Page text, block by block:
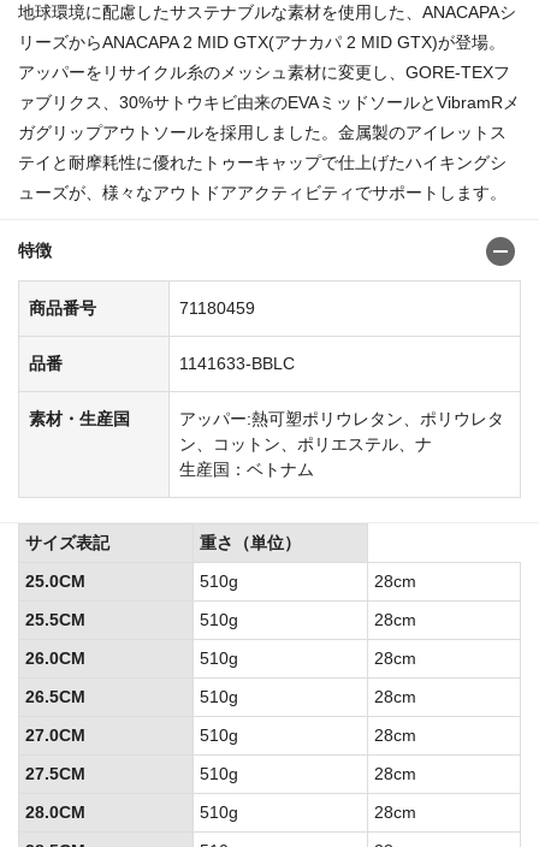
地球環境に配慮したサステナブルな素材を使用した、ANACAPAシ
リーズからANACAPA 2 MID GTX(アナカパ 2 MID GTX)が登場。
アッパーをリサイクル糸のメッシュ素材に変更し、GORE-TEXフ
ァブリクス、30%サトウキビ由来のEVAミッドソールとVibramRメ
ガグリップアウトソールを採用しました。金属製のアイレットス
テイと耐摩耗性に優れたトゥーキャップで仕上げたハイキングシ
ューズが、様々なアウトドアアクティビティでサポートします。
特徴
商品番号 71180459
品番 1141633-BBLC
素材・生産国
アッパー:熱可塑ポリウレタン、ポリウレタ
ン、コットン、ポリエステル、ナ
生産国：ベトナム
サイズ表記
重さ（単位）
25.0CM
510g
28cm
25.5CM
510g
28cm
26.0CM
510g
28cm
26.5CM
510g
28cm
27.0CM
510g
28cm
27.5CM
510g
28cm
28.0CM
510g
28cm